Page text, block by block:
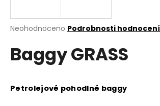
Průměrné
produktu
je
5
hvězdiček.
Neohodnoceno Podrobnosti hodnocení
Baggy GRASS
Petrolejové pohodlné baggy
j
t
?